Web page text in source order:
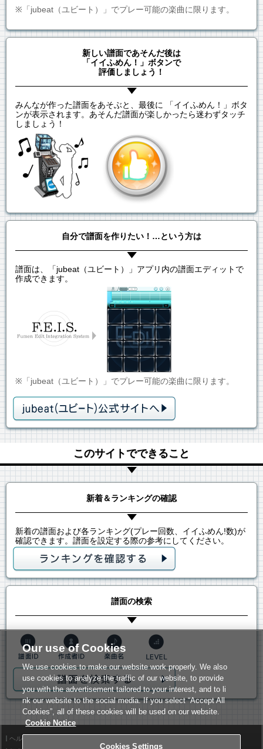
※「jubeat（ユビート）」でプレー可能の楽曲に限ります。
新しい譜面であそんだ後は
「イイふめん！」ボタンで
評価しましょう！
みんなが作った譜面をあそぶと、最後に 「イイふめん！」ボタ
ンが表示されます。あそんだ譜面が楽しかったら迷わずタッチ
しましょう！
自分で譜面を作りたい！…という方は
譜面は、「jubeat（ユビート）」アプリ内の譜面エディットで
作成できます。
※「jubeat（ユビート）」でプレー可能の楽曲に限ります。
このサイトでできること
新着＆ランキングの確認
新着の譜面および各ランキング(プレー回数、イイふめん!数)が
確認できます。譜面を設定する際の参考にしてください。
譜面の検索
ヘルプ
Our use of Cookies
We use cookies to make our website work properly. We also
use cookies to analyze the traffic of our website, to provide
you with the advertisement tailored to your interest, and to li
nk our website to the social media. If you select “Accept All
Cookies”, all of these cookies will be used on our website.
Cookie Notice
Cookies Settings